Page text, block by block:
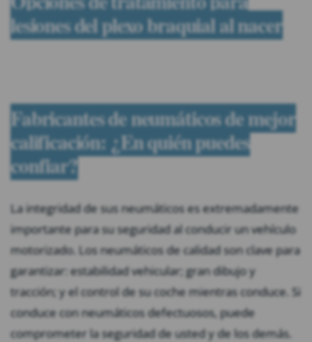
lesiones del plexo braquial al nacer
Fabricantes de neumáticos de mejor
calificación: ¿En quién puedes
confiar?
La integridad de sus neumáticos es extremadamente
importante para su seguridad al conducir un vehículo
motorizado. Los neumáticos de calidad son clave para
garantizar: estabilidad vehicular; gran dibujo y
tracción; y el control de su coche mientras conduce. Si
conduce con neumáticos defectuosos, puede
comprometer la seguridad de usted y de los demás.